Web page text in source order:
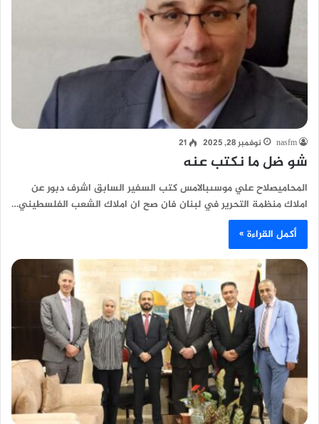
nasfm نوفمبر 28, 2025 21
شو ضل ما نكتب عنه
المحاميصلاح علي موسىبالامس كتب السفير السابق اشرف دبور عن
املاك منظمة التحرير في لبنان فان صح ان املاك الشعب الفلسطيني…
أكمل القراءة »